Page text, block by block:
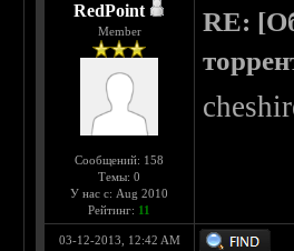
RedPoint
Member
Сообщений: 158
Темы: 0
У нас с: Aug 2010
Рейтинг: 11
RE:
03-12-2013, 12:42 AM